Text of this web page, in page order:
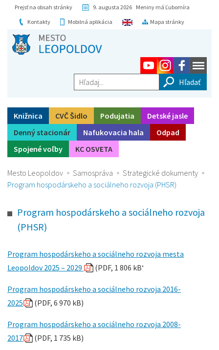
Prejsť na obsah stránky
9. augusta 2026 Meniny má Ľubomíra
Kontakty
Mobilná aplikácia Mapa stránky
Hľadaj...
Knižnica CVČ Šidlo Podujatia
Detské jasle
Denný stacionár
Nafukovacia hala
Odpad
Spojené voľby
KC OSVETA
Mesto Leopoldov Samospráva
Strategické dokumenty
Program hospodárskeho a sociálneho rozvoja (PHSR)
Program hospodárskeho a sociálneho rozvoja
(PHSR)
Program hospodárskeho a sociálneho rozvoja mesta
Leopoldov 2025 – 2029
(PDF, 1 806 kB‘
Program hospodárskeho a sociálneho rozvoja 2016-
2025
(PDF, 6 970 kB)
Program hospodárskeho a sociálneho rozvoja 2008-
2017
(PDF, 1 735 kB)